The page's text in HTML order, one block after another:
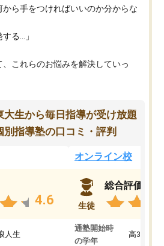
から手をつければいいのか分からな
る…」
これらのお悩みを解決していっ
大生から毎日指導が受け放題
指導塾の口コミ・評判
4.6
人生
オンライン校
生徒
総合評価
通塾開始時
の学年
高3